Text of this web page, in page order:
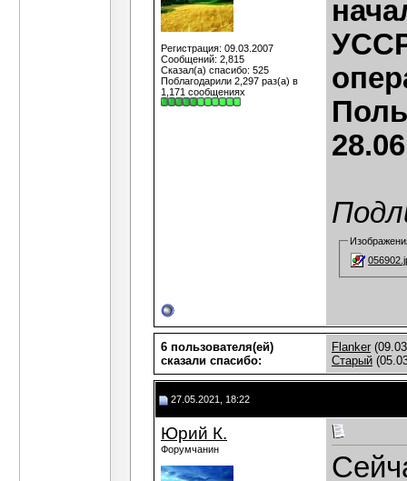
Регистрация: 09.03.2007
Сообщений: 2,815
Сказал(а) спасибо: 525
Поблагодарили 2,297 раз(а) в
1,171 сообщениях
6 пользователя(ей)
сказали cпасибо:
Flanker
Старый
27.05.2021, 18:22
Юрий К.
Форумчанин